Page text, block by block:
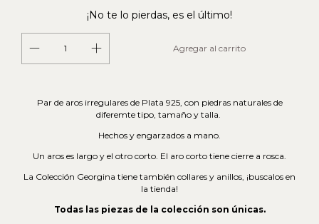
¡No te lo pierdas, es el último!
Par de aros irregulares de Plata 925, con piedras naturales de
diferemte tipo, tamaño y talla.
Hechos y engarzados a mano.
Un aros es largo y el otro corto. El aro corto tiene cierre a rosca.
La Colección Georgina tiene también collares y anillos, ¡buscalos en
la tienda!
Todas las piezas de la colección son únicas.